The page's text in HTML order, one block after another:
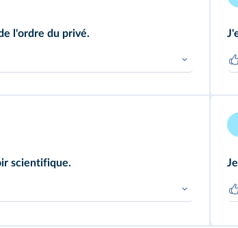
l'ordre du privé.
scientifique.